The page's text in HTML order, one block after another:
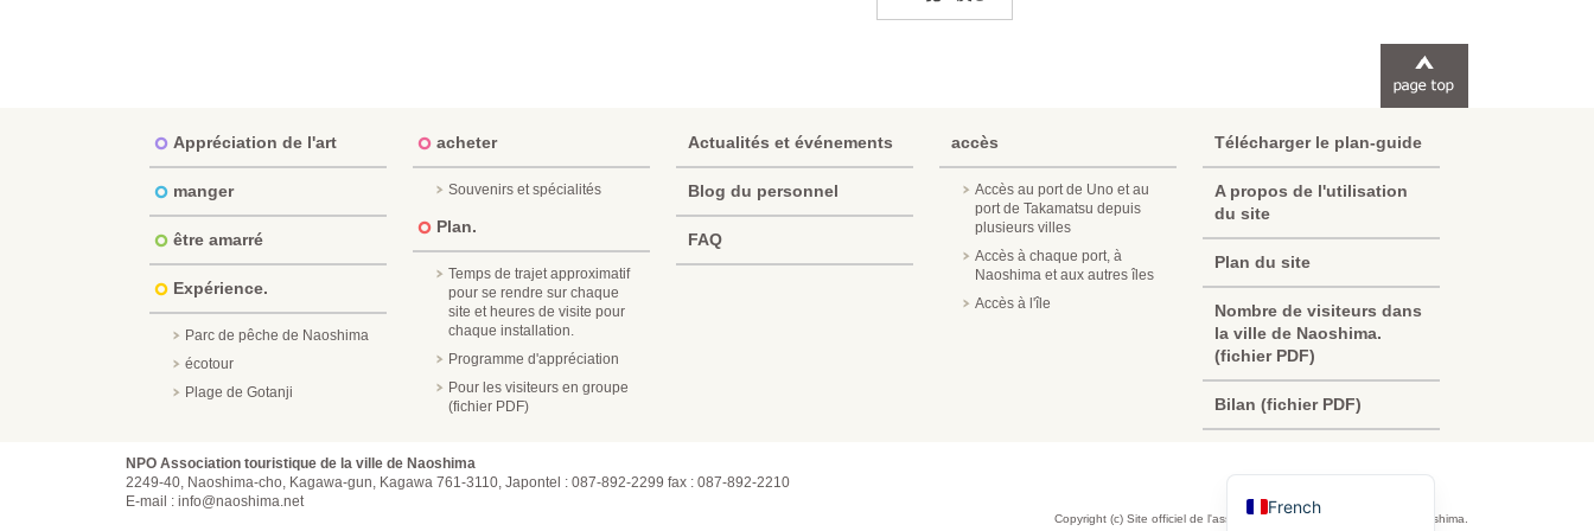
Appréciation de l'art
manger
être amarré
Expérience.
Parc de pêche de Naoshima
écotour
Plage de Gotanji
acheter
Souvenirs et spécialités
Plan.
Temps de trajet approximatif
pour se rendre sur chaque
site et heures de visite pour
chaque installation.
Programme d'appréciation
Pour les visiteurs en groupe
(fichier PDF)
Actualités et événements
Blog du personnel
FAQ
accès
Accès au port de Uno et au
port de Takamatsu depuis
plusieurs villes
Accès à chaque port, à
Naoshima et aux autres îles
Accès à l'île
Télécharger le plan-guide
A propos de l'utilisation
du site
Plan du site
Nombre de visiteurs dans
la ville de Naoshima.
(fichier PDF)
Bilan (fichier PDF)
NPO Association touristique de la ville de Naoshima
2249-40, Naoshima-cho, Kagawa-gun, Kagawa 761-3110, Japontel : 087-892-2299 fax : 087-892-2210
E-mail : info@naoshima.net
Copyright (c) Site officiel de l'association touristique de la ville de Naoshima.
French
English
Chinese (Taiwan)
Korean